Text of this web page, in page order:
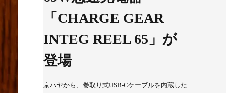
「CHARGE GEAR
INTEG REEL 65」が
登場
京ハヤから、巻取り式USB-Cケーブルを内蔵した